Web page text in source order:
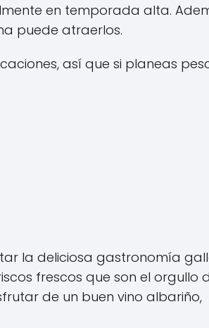
en temporada alta.
puede atraerlos.
así que si planeas
la deliciosa gastronomía
frescos que son el orgullo
de un buen vino albariño,